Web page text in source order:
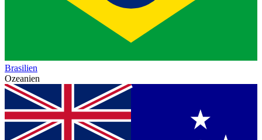
Brasilien
Ozeanien